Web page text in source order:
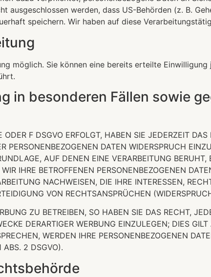
werden, dass US-Behörden (z. B.
speichern. Wir haben auf diese
möglich. Sie können eine bereits erteilte
in besonderen Fällen sowie
F DSGVO ERFOLGT, HABEN SIE JEDERZEIT
PERSONENBEZOGENEN DATEN WIDERSPRUCH
AUF DENEN EINE VERARBEITUNG BERUHT,
IHRE BETROFFENEN PERSONENBEZOGENEN
NACHWEISEN, DIE IHRE INTERESSEN,
VON RECHTSANSPRÜCHEN
ZU BETREIBEN, SO HABEN SIE DAS RECHT,
DERARTIGER WERBUNG EINZULEGEN; DIES
WERDEN IHRE PERSONENBEZOGENEN
ABS. 2 DSGVO).